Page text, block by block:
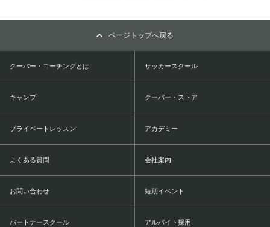
ページトップへ戻る
クーバー・コーチングとは サッカースクール
キャンプ クーバー・ストア
プライベートレッスン アカデミー
よくある質問 会社案内
お問い合わせ 短期イベント
パートナースクール アルバイト採用